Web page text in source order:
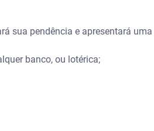
sua pendência e apresentará
banco, ou lotérica;